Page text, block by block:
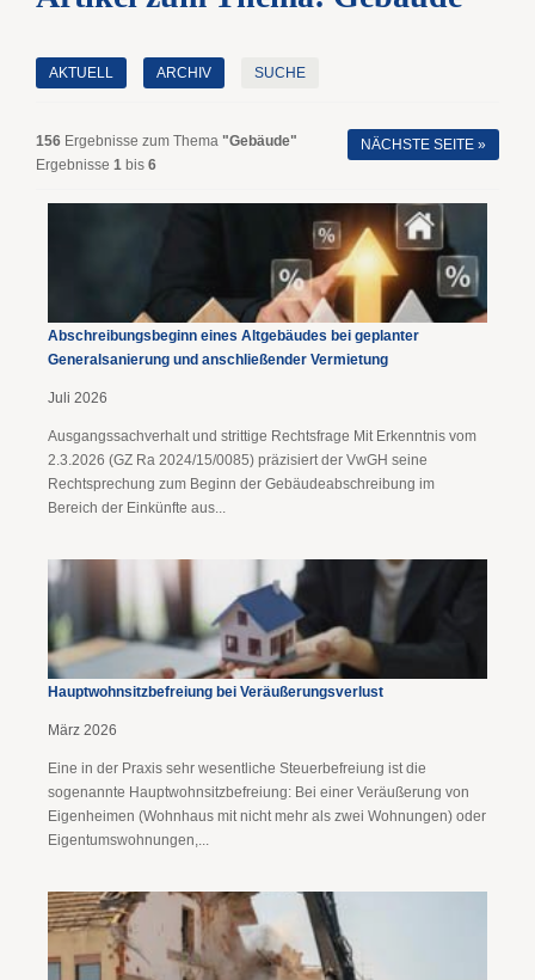
AKTUELL ARCHIV SUCHE
156 Ergebnisse zum Thema "Gebäude"
Ergebnisse 1 bis 6
NÄCHSTE SEITE »
Abschreibungsbeginn eines Altgebäudes bei geplanter
Generalsanierung und anschließender Vermietung
Juli 2026
Ausgangssachverhalt und strittige Rechtsfrage Mit Erkenntnis vom
2.3.2026 (GZ Ra 2024/15/0085) präzisiert der VwGH seine
Rechtsprechung zum Beginn der Gebäudeabschreibung im
Bereich der Einkünfte aus...
Hauptwohnsitzbefreiung bei Veräußerungsverlust
März 2026
Eine in der Praxis sehr wesentliche Steuerbefreiung ist die
sogenannte Hauptwohnsitzbefreiung: Bei einer Veräußerung von
Eigenheimen (Wohnhaus mit nicht mehr als zwei Wohnungen) oder
Eigentumswohnungen,...